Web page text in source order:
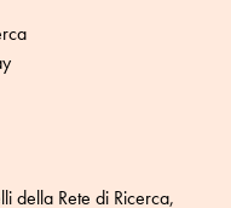
della Rete di Ricerca,